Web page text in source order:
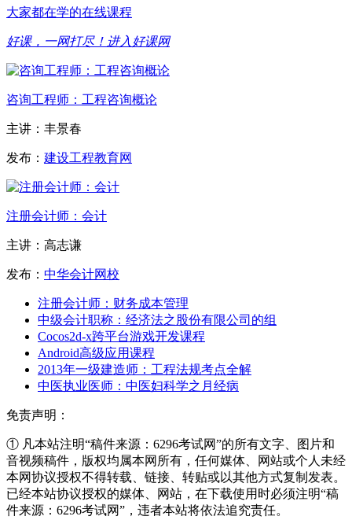
大家都在学的在线课程
好课，一网打尽！ 进入好课网
咨询工程师：工程咨询概论
主讲：丰景春
发布： 建设工程教育网
注册会计师：会计
主讲：高志谦
发布： 中华会计网校
注册会计师：财务成本管理
中级会计职称：经济法之股份有限公司的组
Cocos2d-x跨平台游戏开发课程
Android高级应用课程
2013年一级建造师：工程法规考点全解
中医执业医师：中医妇科学之月经病
免责声明：
① 凡本站注明“稿件来源：6296考试网”的所有文字、图片和
音视频稿件，版权均属本网所有，任何媒体、网站或个人未经
本网协议授权不得转载、链接、转贴或以其他方式复制发表。
已经本站协议授权的媒体、网站，在下载使用时必须注明“稿
件来源：6296考试网”，违者本站将依法追究责任。